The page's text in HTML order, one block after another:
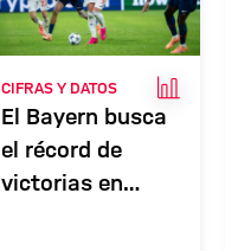
CIFRAS Y DATOS
El Bayern busca
el récord de
victorias en